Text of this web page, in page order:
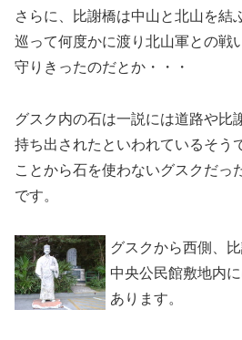
さらに、比謝橋は中山と北山を結
巡って何度かに渡り北山軍との戦
守りきったのだとか・・・
グスク内の石は一説には道路や比
持ち出されたといわれているそう
ことから石を使わないグスクだっ
です。
グスクから西側、
中央公民館敷地内
あります。